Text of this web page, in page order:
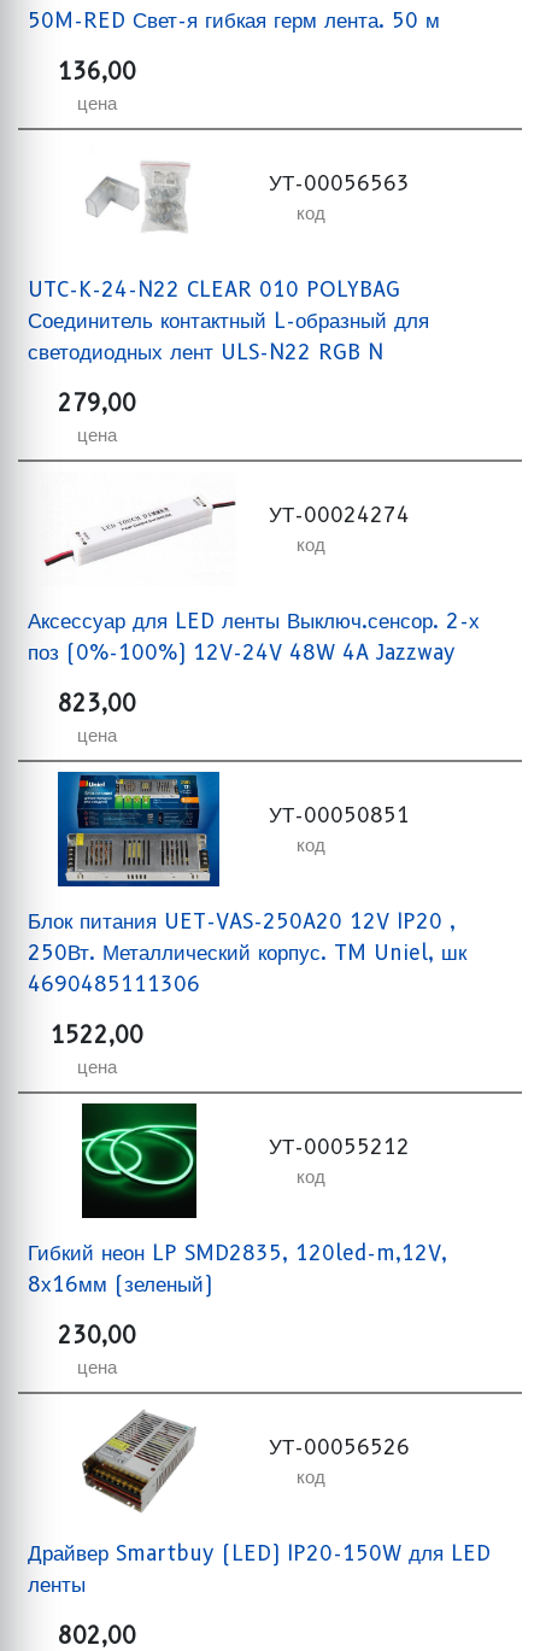
50M-RED Свет-я гибкая герм лента. 50 м
136,00
цена
УТ-00056563
код
UTC-K-24-N22 CLEAR 010 POLYBAG
Соединитель контактный L-образный для
светодиодных лент ULS-N22 RGB N
279,00
цена
УТ-00024274
код
Аксессуар для LED ленты Выключ.сенсор. 2-х
поз (0%-100%) 12V-24V 48W 4A Jazzway
823,00
цена
УТ-00050851
код
Блок питания UET-VAS-250A20 12V IP20 ,
250Вт. Металлический корпус. TM Uniel, шк
4690485111306
1522,00
цена
УТ-00055212
код
Гибкий неон LP SMD2835, 120led-m,12V,
8х16мм (зеленый)
230,00
цена
УТ-00056526
код
Драйвер Smartbuy (LED) IP20-150W для LED
ленты
802,00